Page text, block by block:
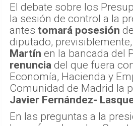
El debate sobre los
la sesión de control a la
antes tomará posesión
diputado,
Martín en la bancada del
renuncia del que fuera
Economía, Hacienda y
Comunidad de Madrid la
Javier Fernández-
En las preguntas a la